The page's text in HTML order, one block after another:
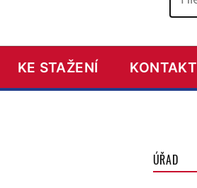
KE STAŽENÍ KONTAKT
ÚŘAD